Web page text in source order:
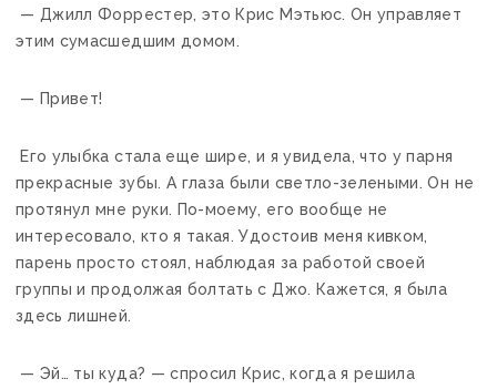
— Джилл Форрестер, это Крис Мэтьюс. Он управляет
этим сумасшедшим домом.
— Привет!
Его улыбка стала еще шире, и я увидела, что у парня
прекрасные зубы. А глаза были светло-зелеными. Он не
протянул мне руки. По-моему, его вообще не
интересовало, кто я такая. Удостоив меня кивком,
парень просто стоял, наблюдая за работой своей
группы и продолжая болтать с Джо. Кажется, я была
здесь лишней.
— Эй… ты куда? — спросил Крис, когда я решила